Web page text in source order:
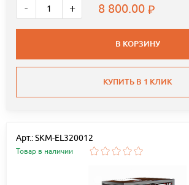
- + 8 800.00
В КОРЗИНУ
КУПИТЬ В 1 КЛИК
Арт.: SKM-EL320012
Товар в наличии